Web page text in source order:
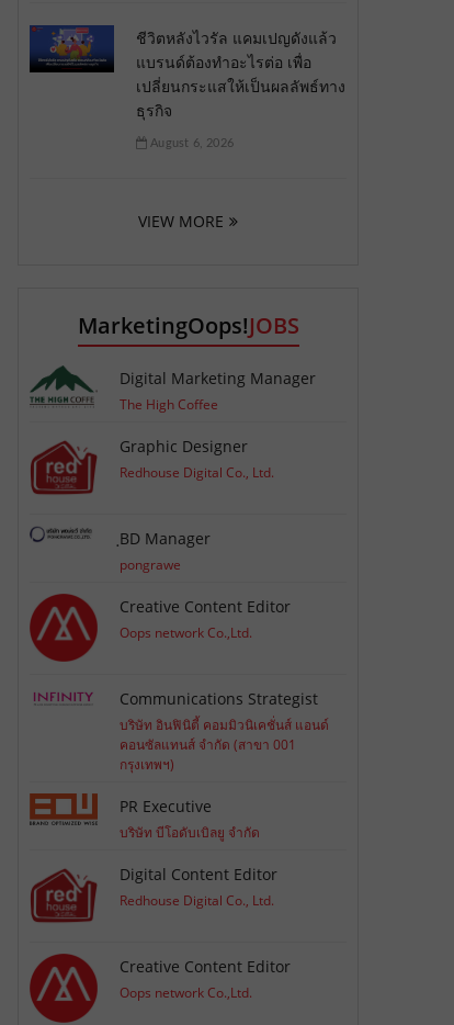
ชีวิตหลังไวรัล แคมเปญดังแล้ว
แบรนด์ต้องทำอะไรต่อ เพื่อ
เปลี่ยนกระแสให้เป็นผลลัพธ์ทาง
ธุรกิจ
August 6, 2026
VIEW MORE
MarketingOops!JOBS
Digital Marketing Manager
The High Coffee
Graphic Designer
Redhouse Digital Co., Ltd.
ฺBD Manager
pongrawe
Creative Content Editor
Oops network Co.,Ltd.
Communications Strategist
บริษัท อินฟินิตี้ คอมมิวนิเคชั่นส์ แอนด์
คอนซัลแทนส์ จำกัด (สาขา 001
กรุงเทพฯ)
PR Executive
บริษัท บีโอดับเบิลยู จำกัด
Digital Content Editor
Redhouse Digital Co., Ltd.
Creative Content Editor
Oops network Co.,Ltd.